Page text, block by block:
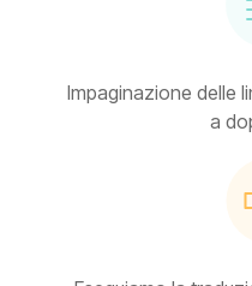
Impaginazione delle
a